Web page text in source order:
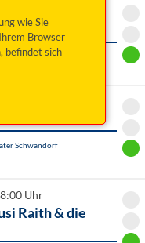
wie Sie
Browser
befindet sich
ist in
Uhr
Schwandorf
Uhr
Raith & die